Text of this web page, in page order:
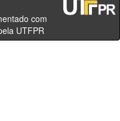
- Brasil
com
UTFPR